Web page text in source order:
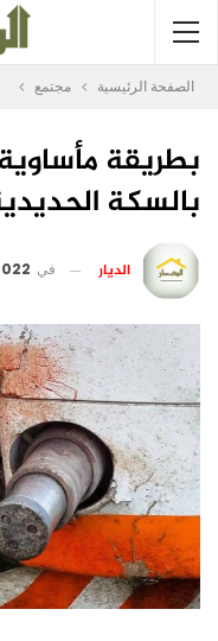
الصفحة الرئيسية مجتمع
بطريقة
بالسكة
الديار في 17:58